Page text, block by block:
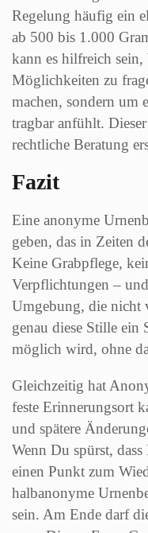
Regelung häufig ein
ab 500 bis 1.000
kann es hilfreich sein,
Möglichkeiten zu
machen, sondern um
tragbar anfühlt.
rechtliche Beratung
Fazit
Eine anonyme
geben, das in Zeiten
Keine Grabpflege,
Verpflichtungen –
Umgebung, die nicht
genau diese Stille ein
möglich wird, ohne
Gleichzeitig hat
feste Erinnerungsort
und spätere
Wenn Du spürst,
einen Punkt zum
halbanonyme
sein. Am Ende darf